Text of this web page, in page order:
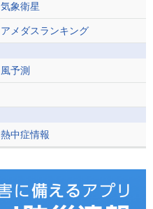
気象衛星
アメダスランキング
風予測
熱中症情報